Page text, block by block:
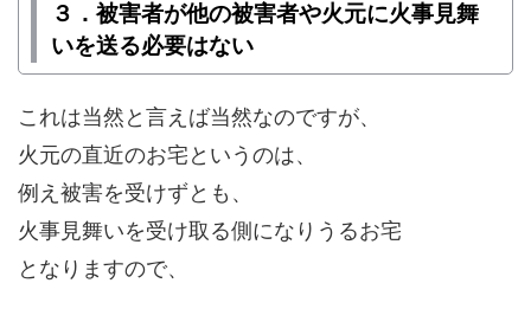
３．被害者が他の被害者や火元に火事見舞
いを送る必要はない
これは当然と言えば当然なのですが、
火元の直近のお宅というのは、
例え被害を受けずとも、
火事見舞いを受け取る側になりうるお宅
となりますので、